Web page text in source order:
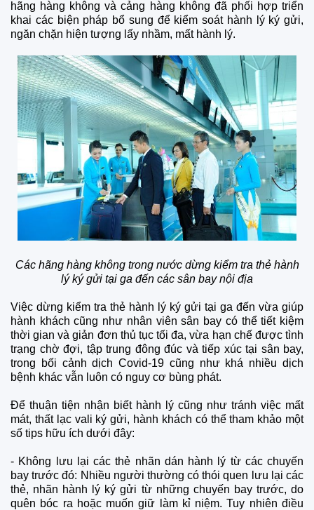
hãng hàng không và cảng hàng không đã phối hợp triển
khai các biện pháp bổ sung để kiểm soát hành lý ký gửi,
ngăn chặn hiện tượng lấy nhầm, mất hành lý.
Các hãng hàng không trong nước dừng kiểm tra thẻ hành
lý ký gửi tại ga đến các sân bay nội địa
Việc dừng kiểm tra thẻ hành lý ký gửi tại ga đến vừa giúp
hành khách cũng như nhân viên sân bay có thể tiết kiệm
thời gian và giản đơn thủ tục tối đa, vừa hạn chế được tình
trạng chờ đợi, tập trung đông đúc và tiếp xúc tại sân bay,
trong bối cảnh dịch Covid-19 cũng như khá nhiều dịch
bệnh khác vẫn luôn có nguy cơ bùng phát.
Để thuận tiện nhận biết hành lý cũng như tránh việc mất
mát, thất lạc vali ký gửi, hành khách có thể tham khảo một
số tips hữu ích dưới đây:
- Không lưu lại các thẻ nhãn dán hành lý từ các chuyến
bay trước đó: Nhiều người thường có thói quen lưu lại các
thẻ, nhãn hành lý ký gửi từ những chuyến bay trước, do
quên bóc ra hoặc muốn giữ làm kỉ niệm. Tuy nhiên điều